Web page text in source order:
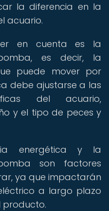
la diferencia en la
acuario.
en cuenta es la
es decir, la
puede mover por
debe ajustarse a las
del acuario,
y el tipo de peces y
energética y la
son factores
ya que impactarán
a largo plazo
producto.